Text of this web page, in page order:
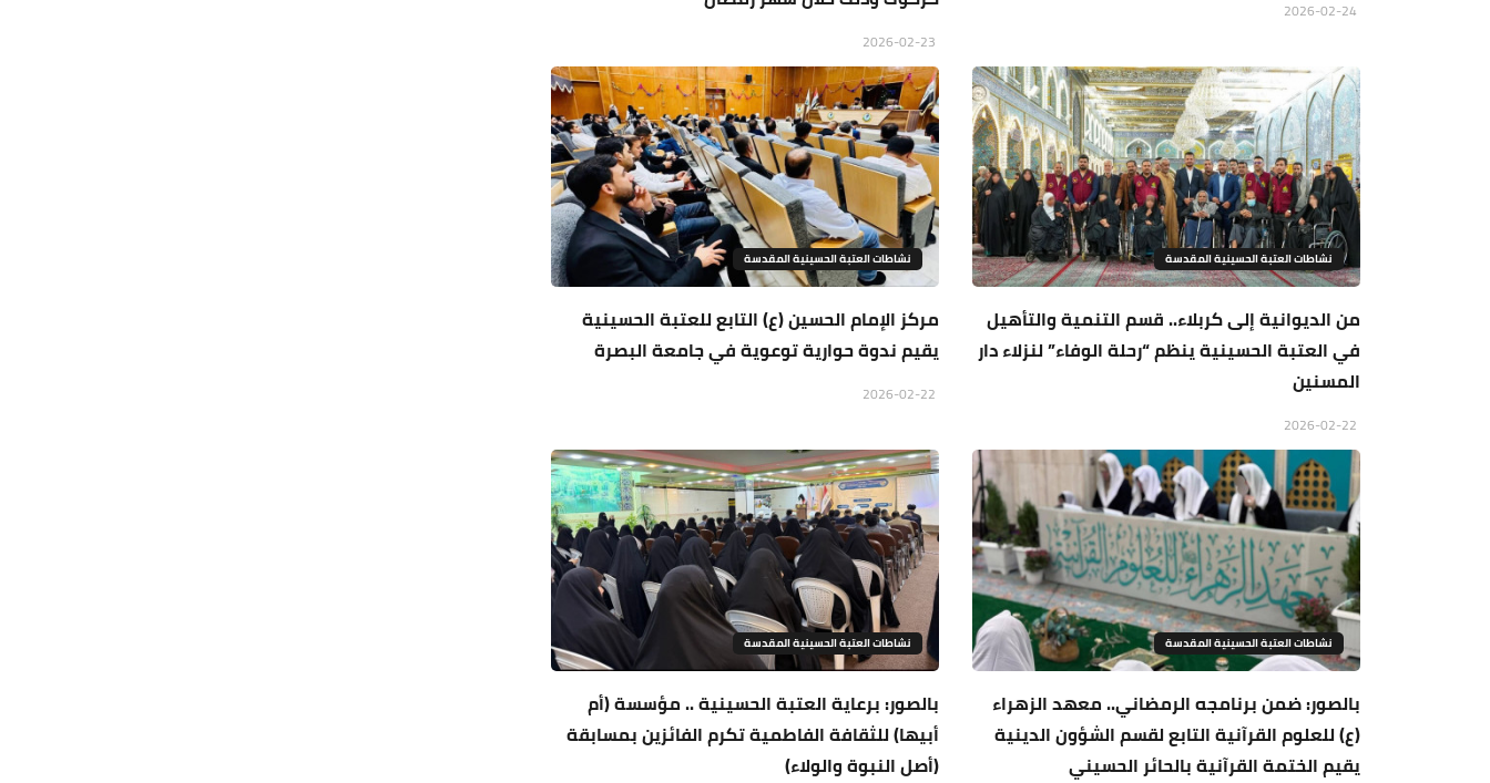
نشاطات العتبة الحسينية المقدسة
من الديوانية إلى كربلاء.. قسم التنمية والتأهيل
في العتبة الحسينية ينظم “رحلة الوفاء” لنزلاء دار
المسنين
نشاطات العتبة الحسينية المقدسة
مركز الإمام الحسين (ع) التابع للعتبة الحسينية
يقيم ندوة حوارية توعوية في جامعة البصرة
نشاطات العتبة الحسينية المقدسة
بالصور: ضمن برنامجه الرمضاني.. معهد الزهراء
(ع) للعلوم القرآنية التابع لقسم الشؤون الدينية
يقيم الختمة القرآنية بالحائر الحسيني
نشاطات العتبة الحسينية المقدسة
بالصور: برعاية العتبة الحسينية .. مؤسسة (أم
أبيها) للثقافة الفاطمية تكرم الفائزين بمسابقة
(أصل النبوة والولاء)